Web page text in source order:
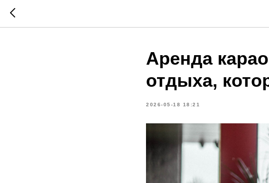
Аренда
отдыха,
2026-05-18 18:21